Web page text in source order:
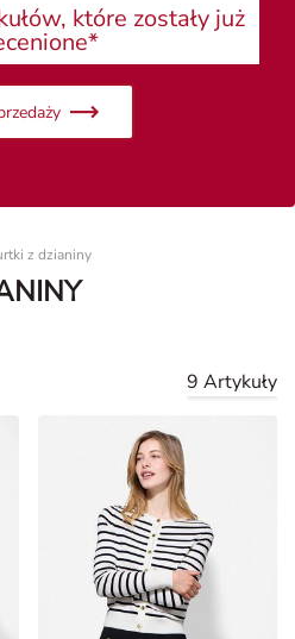
które zostały już
z dzianiny
9 Artykuły